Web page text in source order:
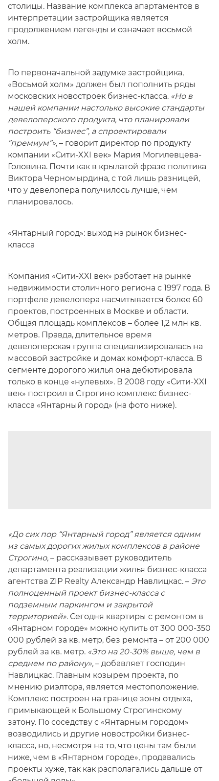
столицы. Название комплекса апартаментов в
интерпретации застройщика является
продолжением легенды и означает восьмой
холм.
По первоначальной задумке застройщика,
«Восьмой холм» должен был пополнить ряды
московских новостроек бизнес-класса. «Но в
нашей компании настолько высокие стандарты
девелоперского продукта, что планировали
построить “бизнес”, а спроектировали
”премиум”», – говорит директор по продукту
компании «Сити-XXI век» Мария Могилевцева-
Головина. Почти как в крылатой фразе политика
Виктора Черномырдина, с той лишь разницей,
что у девелопера получилось лучше, чем
планировалось.
«Янтарный город»: выход на рынок бизнес-
класса
Компания «Сити-XXI век» работает на рынке
недвижимости столичного региона с 1997 года. В
портфеле девелопера насчитывается более 60
проектов, построенных в Москве и области.
Общая площадь комплексов – более 1,2 млн кв.
метров. Правда, длительное время
девелоперская группа специализировалась на
массовой застройке и домах комфорт-класса. В
сегменте дорогого жилья она дебютировала
только в конце «нулевых». В 2008 году «Сити-XXI
век» построил в Строгино комплекс бизнес-
класса «Янтарный город» (на фото ниже).
«До сих пор “Янтарный город” является одним
из самых дорогих жилых комплексов в районе
Строгино, – рассказывает руководитель
департамента реализации жилья бизнес-класса
агентства ZIP Realty Александр Навлицкас. – Это
полноценный проект бизнес-класса с
подземным паркингом и закрытой
территорией». Сегодня квартиры с ремонтом в
«Янтарном городе» можно купить от 300 000-350
000 рублей за кв. метр, без ремонта – от 200 000
рублей за кв. метр. «Это на 20-30% выше, чем в
среднем по району», – добавляет господин
Навлицкас. Главным козырем проекта, по
мнению риэлтора, является местоположение.
Комплекс построен на границе зоны отдыха,
примыкающей к Большому Строгинскому
затону. По соседству с «Янтарным городом»
возводились и другие новостройки бизнес-
класса, но, несмотря на то, что цены там были
ниже, чем в «Янтарном городе», продавались
проекты хуже, так как располагались дальше от